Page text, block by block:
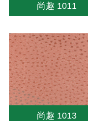
尚趣 1011
尚趣 1013